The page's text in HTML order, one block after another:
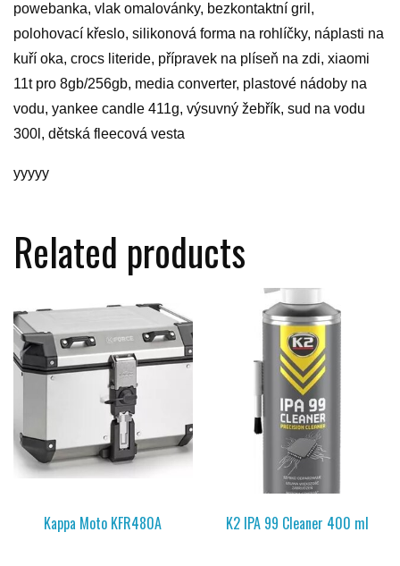
powebanka, vlak omalovánky, bezkontaktní gril,
polohovací křeslo, silikonová forma na rohlíčky, náplasti na
kuří oka, crocs literide, přípravek na plíseň na zdi, xiaomi
11t pro 8gb/256gb, media converter, plastové nádoby na
vodu, yankee candle 411g, výsuvný žebřík, sud na vodu
300l, dětská fleecová vesta
yyyyy
Related products
Kappa Moto KFR480A K2 IPA 99 Cleaner 400 ml